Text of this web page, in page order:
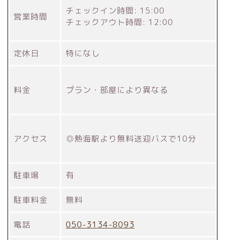
営業時間
チェックイン時間: 15:00
チェックアウト時間: 12:00
定休日 特になし
料金 プラン・部屋により異なる
アクセス ◎熱海駅より無料送迎バスで10分
駐車場 有
駐車料金 無料
電話 050-3134-8093